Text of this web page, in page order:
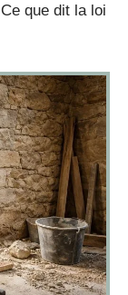
que dit la loi